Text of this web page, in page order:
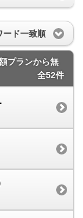
ード一致順
プランから無
全52件